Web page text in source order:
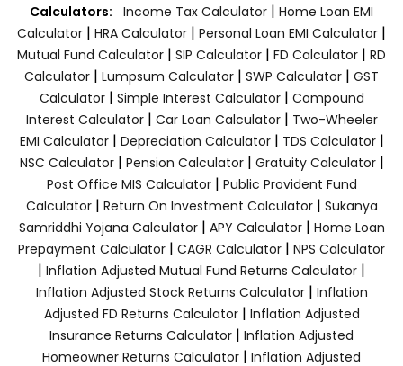
Calculators: Income Tax Calculator | Home Loan EMI
Calculator | HRA Calculator | Personal Loan EMI Calculator |
Mutual Fund Calculator | SIP Calculator | FD Calculator | RD
Calculator | Lumpsum Calculator | SWP Calculator | GST
Calculator| Simple Interest Calculator| Compound
Interest Calculator| Car Loan Calculator| Two-Wheeler
EMI Calculator| Depreciation Calculator| TDS Calculator|
NSC Calculator| Pension Calculator| Gratuity Calculator|
Post Office MIS Calculator| Public Provident Fund
Calculator| Return On Investment Calculator| Sukanya
Samriddhi Yojana Calculator| APY Calculator| Home Loan
Prepayment Calculator | CAGR Calculator | NPS Calculator
| Inflation Adjusted Mutual Fund Returns Calculator |
Inflation Adjusted Stock Returns Calculator| Inflation
Adjusted FD Returns Calculator| Inflation Adjusted
Insurance Returns Calculator | Inflation Adjusted
Homeowner Returns Calculator | Inflation Adjusted